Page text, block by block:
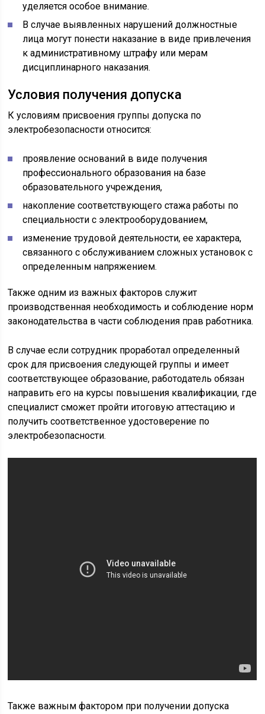
уделяется особое внимание.
В случае выявленных нарушений должностные
лица могут понести наказание в виде привлечения
к административному штрафу или мерам
дисциплинарного наказания.
Условия получения допуска
К условиям присвоения группы допуска по
электробезопасности относится:
проявление оснований в виде получения
профессионального образования на базе
образовательного учреждения,
накопление соответствующего стажа работы по
специальности с электрооборудованием,
изменение трудовой деятельности, ее характера,
связанного с обслуживанием сложных установок с
определенным напряжением.
Также одним из важных факторов служит
производственная необходимость и соблюдение норм
законодательства в части соблюдения прав работника.
В случае если сотрудник проработал определенный
срок для присвоения следующей группы и имеет
соответствующее образование, работодатель обязан
направить его на курсы повышения квалификации, где
специалист сможет пройти итоговую аттестацию и
получить соответственное удостоверение по
электробезопасности.
Также важным фактором при получении допуска